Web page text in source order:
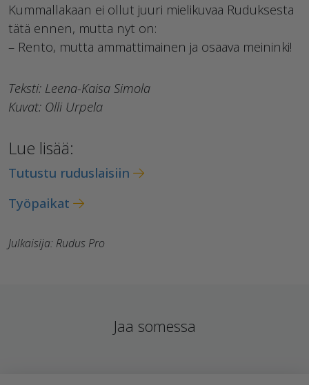
Kummallakaan ei ollut juuri mielikuvaa Ruduksesta
tätä ennen, mutta nyt on:
– Rento, mutta ammattimainen ja osaava meininki!
Teksti: Leena-Kaisa Simola
Kuvat: Olli Urpela
Lue lisää:
Tutustu ruduslaisiin
Työpaikat
Julkaisija: Rudus Pro
Jaa somessa